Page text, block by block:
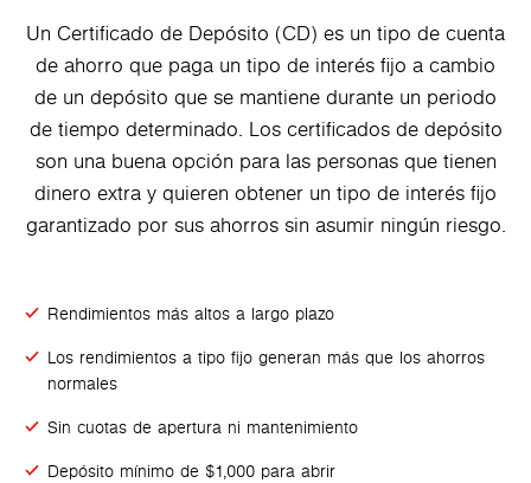
Un Certificado de Depósito (CD) es un tipo de cuenta
de ahorro que paga un tipo de interés fijo a cambio
de un depósito que se mantiene durante un periodo
de tiempo determinado. Los certificados de depósito
son una buena opción para las personas que tienen
dinero extra y quieren obtener un tipo de interés fijo
garantizado por sus ahorros sin asumir ningún riesgo.
Rendimientos más altos a largo plazo
Los rendimientos a tipo fijo generan más que los ahorros
normales
Sin cuotas de apertura ni mantenimiento
Depósito mínimo de $1,000 para abrir